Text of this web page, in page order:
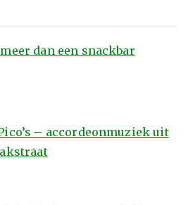
dan een snackbar
– accordeonmuziek uit